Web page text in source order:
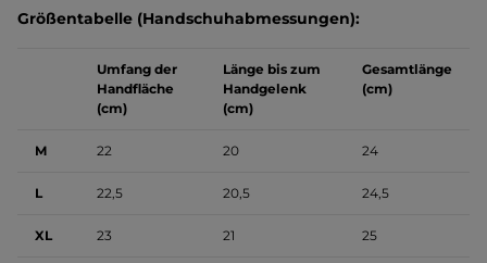
Größentabelle (Handschuhabmessungen):
Umfang der
Handfläche
(cm)
Länge bis zum
Handgelenk
(cm)
Gesamtlänge
(cm)
M 22 20 24
L 22,5 20,5 24,5
XL 23 21 25